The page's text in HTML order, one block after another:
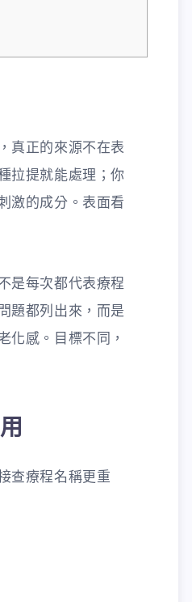
真正的來源不在表
拉提就能處理；你
激的成分。表面看
是每次都代表療程
題都列出來，而是
化感。目標不同，
查療程名稱更重